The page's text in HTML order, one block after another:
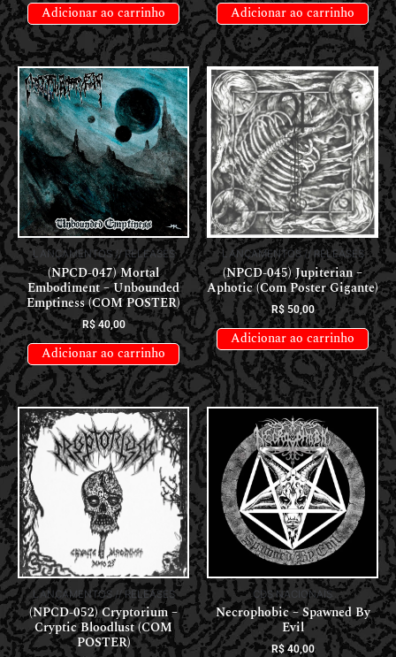
Adicionar ao carrinho Adicionar ao carrinho
LANÇAMENTOS // RELEASES
(NPCD-047) Mortal
Embodiment – Unbounded
Emptiness (COM POSTER)
R$40,00
Adicionar ao carrinho
LANÇAMENTOS // RELEASES
(NPCD-045) Jupiterian –
Aphotic (Com Poster Gigante)
R$50,00
Adicionar ao carrinho
LANÇAMENTOS // RELEASES
(NPCD-052) Cryptorium –
Cryptic Bloodlust (COM
POSTER)
CDS NACIONAIS
Necrophobic – Spawned By
Evil
R$40,00